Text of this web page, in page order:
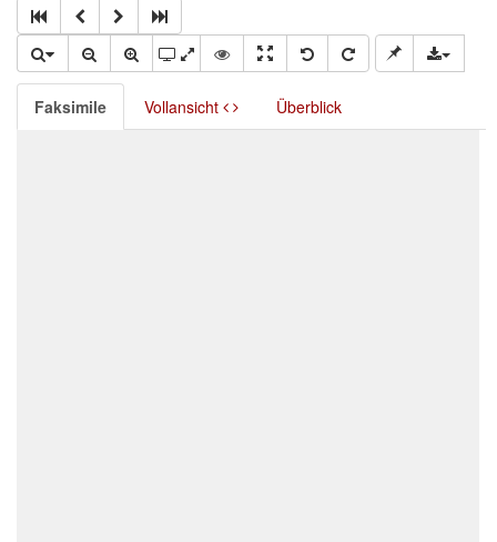
Faksimile Vollansicht Überblick